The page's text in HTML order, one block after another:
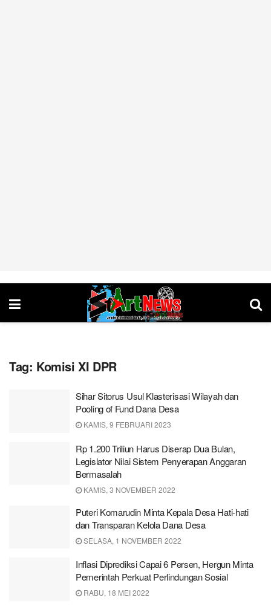
Tag: Komisi XI DPR
Sihar Sitorus Usul Klasterisasi Wilayah dan
Pooling of Fund Dana Desa
KAMIS, 9 FEBRUARI 2023
Rp 1.200 Triliun Harus Diserap Dua Bulan,
Legislator Nilai Sistem Penyerapan Anggaran
Bermasalah
KAMIS, 3 NOVEMBER 2022
Puteri Komarudin Minta Kepala Desa Hati-hati
dan Transparan Kelola Dana Desa
SELASA, 1 NOVEMBER 2022
Inflasi Diprediksi Capai 6 Persen, Hergun Minta
Pemerintah Perkuat Perlindungan Sosial
RABU, 18 MEI 2022